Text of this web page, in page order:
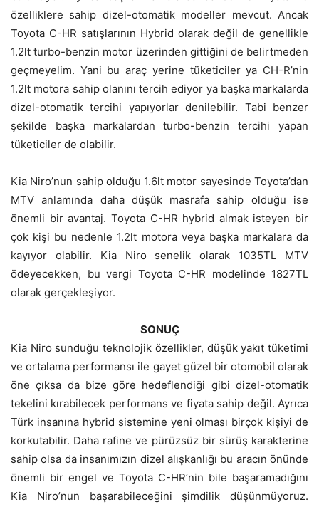
özelliklere sahip dizel-otomatik modeller mevcut. Ancak
Toyota C-HR satışlarının Hybrid olarak değil de genellikle
1.2lt turbo-benzin motor üzerinden gittiğini de belirtmeden
geçmeyelim. Yani bu araç yerine tüketiciler ya CH-R’nin
1.2lt motora sahip olanını tercih ediyor ya başka markalarda
dizel-otomatik tercihi yapıyorlar denilebilir. Tabi benzer
şekilde başka markalardan turbo-benzin tercihi yapan
tüketiciler de olabilir.
Kia Niro’nun sahip olduğu 1.6lt motor sayesinde Toyota’dan
MTV anlamında daha düşük masrafa sahip olduğu ise
önemli bir avantaj. Toyota C-HR hybrid almak isteyen bir
çok kişi bu nedenle 1.2lt motora veya başka markalara da
kayıyor olabilir. Kia Niro senelik olarak 1035TL MTV
ödeyecekken, bu vergi Toyota C-HR modelinde 1827TL
olarak gerçekleşiyor.
SONUÇ
Kia Niro sunduğu teknolojik özellikler, düşük yakıt tüketimi
ve ortalama performansı ile gayet güzel bir otomobil olarak
öne çıksa da bize göre hedeflendiği gibi dizel-otomatik
tekelini kırabilecek performans ve fiyata sahip değil. Ayrıca
Türk insanına hybrid sistemine yeni olması birçok kişiyi de
korkutabilir. Daha rafine ve pürüzsüz bir sürüş karakterine
sahip olsa da insanımızın dizel alışkanlığı bu aracın önünde
önemli bir engel ve Toyota C-HR’nin bile başaramadığını
Kia Niro’nun başarabileceğini şimdilik düşünmüyoruz.